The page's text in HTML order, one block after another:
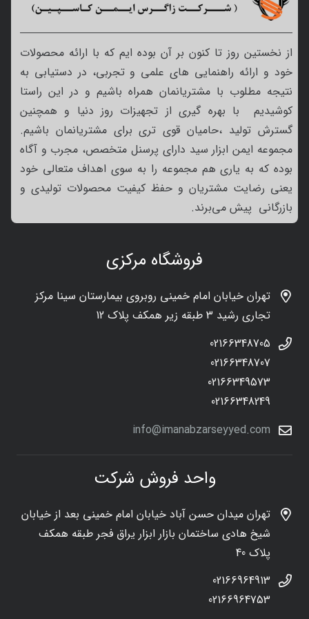
فروشگاه مرکزی
تهران خیابان امام خمینی روبروی بیمارستان سینا مرکز
تجاری رشید 3 طبقه زیر همکف پلاک 12
02166348705
02166348707
02166349573
02166348249
info@imanabzarseyyed.com
واحد فروش شرکت
تهران میدان حسن آباد خیابان امام خمینی بعد از خیابان
شیخ هادی ساختمان بازار ابزار یراق فجر طبقه همکف
پلاک 40
02166964913
02166964753
از نخستین روز تا کنون بر آن بوده ایم که با ارائه محصولات
خود و ارائه راهنمایی های علمی و تجربی، در دستیابی به
نتیجه مطلوب با مشتریانمان همراه باشیم و در این راستا
کوشیدیم با بهره گیری از تجهیزات روز دنیا و همچنین
گسترش تولید ،حامیان قوی تری برای مشتریانمان باشیم.
مجموعه ایمن ابزار سید دارای پرسنل متخصص، مجرب و آگاه
بوده که به یاری هم مجموعه را به سوی اهداف متعالی خود
یعنی رضایت مشتریان و حفظ کیفیت محصولات تولیدی و
بازرگانی پیش می‌برند.